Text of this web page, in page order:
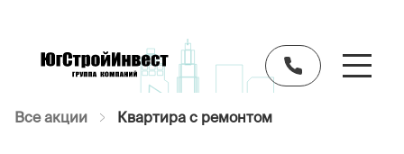
Все акции Квартира с ремонтом